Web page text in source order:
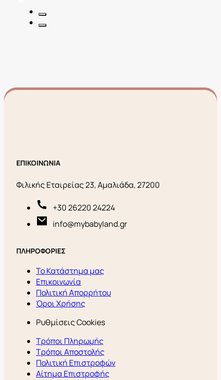
ΕΠΙΚΟΙΝΩΝΙΑ
Φιλικής Εταιρείας 23, Αμαλιάδα, 27200
+30 26220 24224
info@mybabyland.gr
ΠΛΗΡΟΦΟΡΙΕΣ
Το Κατάστημα μας
Επικοινωνία
Πολιτική Απορρήτου
Όροι Χρήσης
Ρυθμίσεις Cookies
Τρόποι Πληρωμής
Τρόποι Αποστολής
Πολιτική Επιστροφών
Αίτημα Επιστροφής